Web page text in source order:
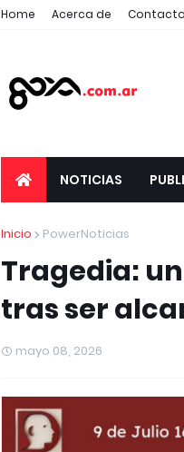
Home Acerca de Contacto
NOTICIAS
Inicio PowerNoticias
Tragedia:
tras ser
mayo 08, 2026